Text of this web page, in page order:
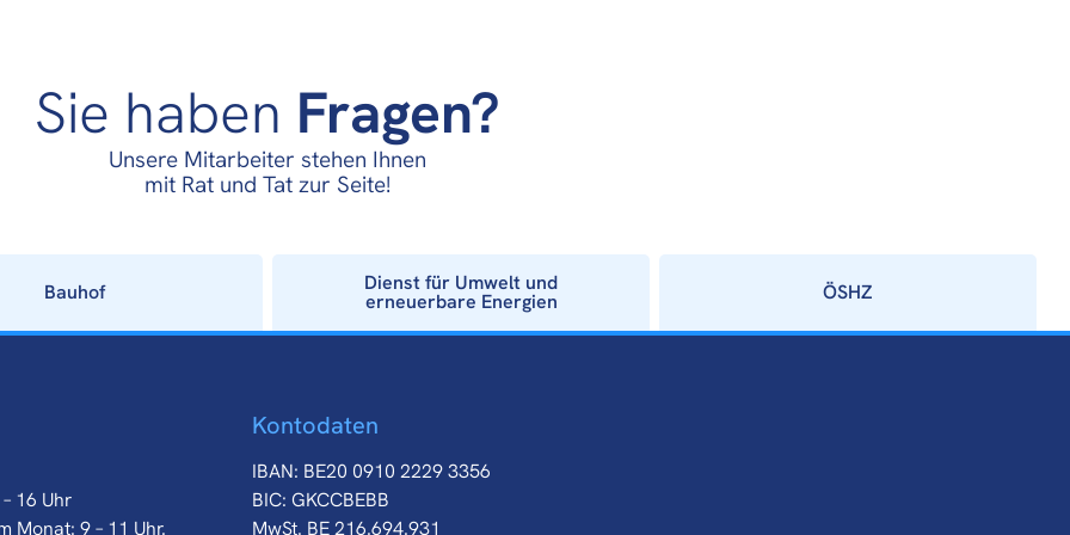
Sie haben Fragen?
Unsere Mitarbeiter stehen Ihnen
mit Rat und Tat zur Seite!
Bauhof Dienst für Umwelt und
erneuerbare Energien ÖSHZ
16 Uhr
Monat: 9 – 11 Uhr.
Kontodaten
IBAN: BE20 0910 2229 3356
BIC: GKCCBEBB
MwSt. BE 216.694.931